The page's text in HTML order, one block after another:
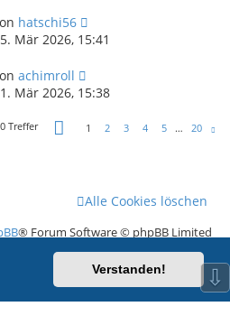
Verstanden!
hatschi56
Mär 2026, 15:41
achimroll
Mär 2026, 15:38
Treffer Seite von 20
1 2 3 4 5 … 20
Alle Cookies löschen
® Forum Software © phpBB Limited
Deutsche Übersetzung durchphpBB.de⇩